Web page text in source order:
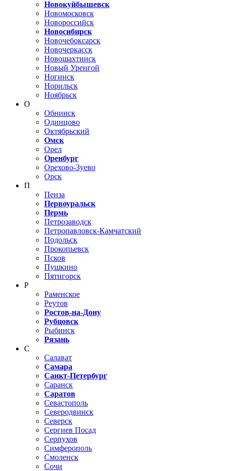
Новокуйбышевск
Новомосковск
Новороссийск
Новосибирск
Новочебоксарск
Новочеркасск
Новошахтинск
Новый Уренгой
Ногинск
Норильск
Ноябрьск
О
Обнинск
Одинцово
Октябрьский
Омск
Орел
Оренбург
Орехово-Зуево
Орск
П
Пенза
Первоуральск
Пермь
Петрозаводск
Петропавловск-Камчатский
Подольск
Прокопьевск
Псков
Пушкино
Пятигорск
Р
Раменское
Реутов
Ростов-на-Дону
Рубцовск
Рыбинск
Рязань
С
Салават
Самара
Санкт-Петербург
Саранск
Саратов
Севастополь
Северодвинск
Северск
Сергиев Посад
Серпухов
Симферополь
Смоленск
Сочи